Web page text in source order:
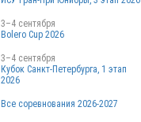
3–4 сентября
Bolero Cup 2026
3–4 сентября
Кубок Санкт-Петербурга, 1 этап
2026
Все соревнования 2026-2027